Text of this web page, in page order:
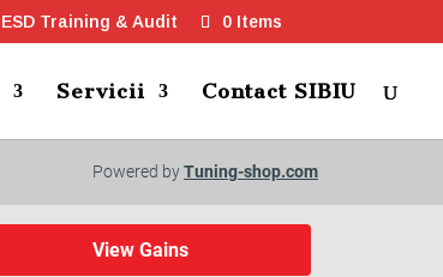
ESD Training & Audit 0 Items
Servicii Contact SIBIU